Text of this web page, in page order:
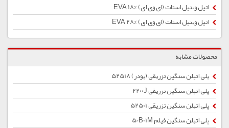
اتیل وینیل استات (ای وی ای) %EVA 18
اتیل وینیل استات (ای وی ای) %28 EVA
محصولات مشابه
پلی اتیلن سنگین تزریقی (پودر) 52518
پلی اتیلن سنگین تزریقی 2200J
پلی اتیلن سنگین تزریقی 52501
پلی اتیلن سنگین فیلم 50B01M